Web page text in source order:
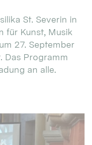
St. Severin in
für Kunst, Musik
27. September
Das Programm
an alle.